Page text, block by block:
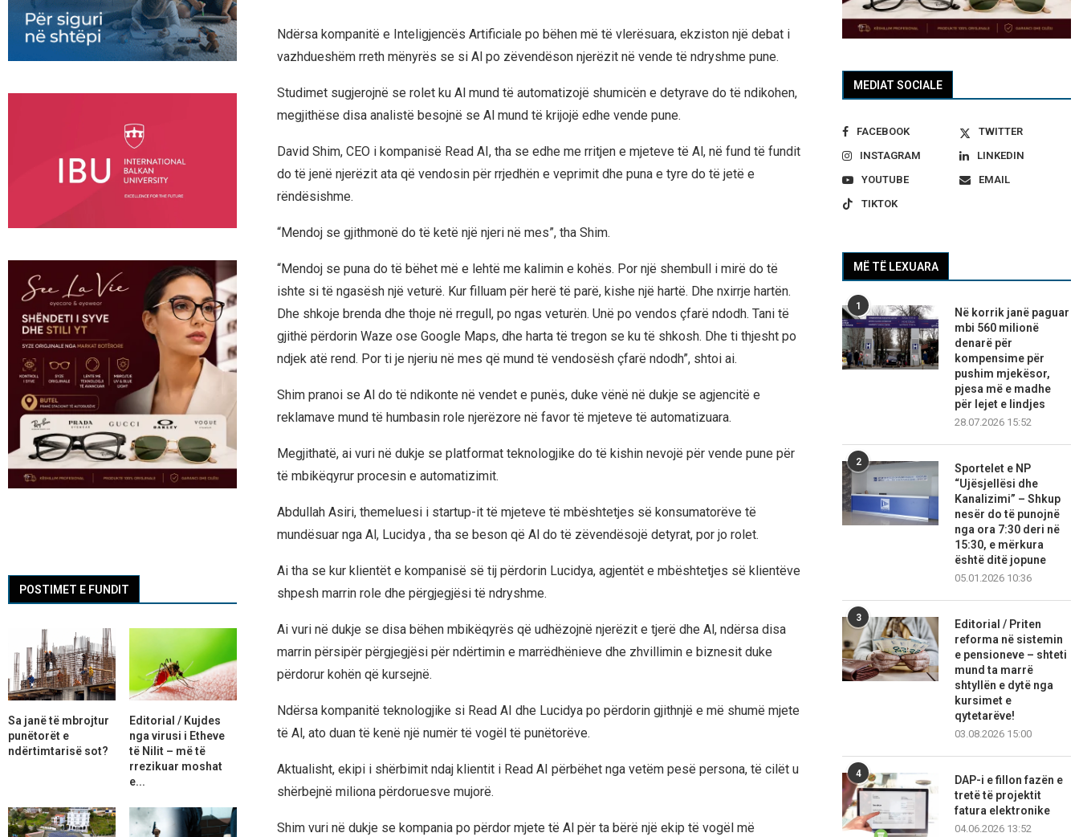
Ndërsa kompanitë e Inteligjencës Artificiale po bëhen më të vlerësuara, ekziston një debat i
vazhdueshëm rreth mënyrës se si Al po zëvendëson njerëzit në vende të ndryshme pune.
Studimet sugjerojnë se rolet ku Al mund të automatizojë shumicën e detyrave do të ndikohen,
megjithëse disa analistë besojnë se Al mund të krijojë edhe vende pune.
David Shim, CEO i kompanisë Read AI, tha se edhe me rritjen e mjeteve të Al, në fund të fundit
do të jenë njerëzit ata që vendosin për rrjedhën e veprimit dhe puna e tyre do të jetë e
rëndësishme.
“Mendoj se gjithmonë do të ketë një njeri në mes”, tha Shim.
“Mendoj se puna do të bëhet më e lehtë me kalimin e kohës. Por një shembull i mirë do të
ishte si të ngasësh një veturë. Kur filluam për herë të parë, kishe një hartë. Dhe nxirrje hartën.
Dhe shkoje brenda dhe thoje në rregull, po ngas veturën. Unë po vendos çfarë ndodh. Tani të
gjithë përdorin Waze ose Google Maps, dhe harta të tregon se ku të shkosh. Dhe ti thjesht po
ndjek atë rend. Por ti je njeriu në mes që mund të vendosësh çfarë ndodh”, shtoi ai.
Shim pranoi se Al do të ndikonte në vendet e punës, duke vënë në dukje se agjencitë e
reklamave mund të humbasin role njerëzore në favor të mjeteve të automatizuara.
Megjithatë, ai vuri në dukje se platformat teknologjike do të kishin nevojë për vende pune për
të mbikëqyrur procesin e automatizimit.
Abdullah Asiri, themeluesi i startup-it të mjeteve të mbështetjes së konsumatorëve të
mundësuar nga Al, Lucidya , tha se beson që Al do të zëvendësojë detyrat, por jo rolet.
Ai tha se kur klientët e kompanisë së tij përdorin Lucidya, agjentët e mbështetjes së klientëve
shpesh marrin role dhe përgjegjësi të ndryshme.
Ai vuri në dukje se disa bëhen mbikëqyrës që udhëzojnë njerëzit e tjerë dhe Al, ndërsa disa
marrin përsipër përgjegjësi për ndërtimin e marrëdhënieve dhe zhvillimin e biznesit duke
përdorur kohën që kursejnë.
Ndërsa kompanitë teknologjike si Read AI dhe Lucidya po përdorin gjithnjë e më shumë mjete
të Al, ato duan të kenë një numër të vogël të punëtorëve.
Aktualisht, ekipi i shërbimit ndaj klientit i Read AI përbëhet nga vetëm pesë persona, të cilët u
shërbejnë miliona përdoruesve mujorë.
Shim vuri në dukje se kompania po përdor mjete të Al për ta bërë një ekip të vogël më
MEDIAT SOCIALE
FACEBOOK
TWITTER
INSTAGRAM
LINKEDIN
YOUTUBE
EMAIL
TIKTOK
MË TË LEXUARA
1
Në korrik janë paguar
mbi 560 milionë
denarë për
kompensime për
pushim mjekësor,
pjesa më e madhe
për lejet e lindjes
28.07.2026 15:52
2
Sportelet e NP
“Ujësjellësi dhe
Kanalizimi” – Shkup
nesër do të punojnë
nga ora 7:30 deri në
15:30, e mërkura
është ditë jopune
05.01.2026 10:36
3
Editorial / Priten
reforma në sistemin
e pensioneve – shteti
mund ta marrë
shtyllën e dytë nga
kursimet e
qytetarëve!
03.08.2026 15:00
4
DAP-i e fillon fazën e
tretë të projektit
fatura elektronike
04.06.2026 13:52
POSTIMET E FUNDIT
Sa janë të mbrojtur
punëtorët e
ndërtimtarisë sot?
Editorial / Kujdes
nga virusi i Etheve
të Nilit – më të
rrezikuar moshat
e...